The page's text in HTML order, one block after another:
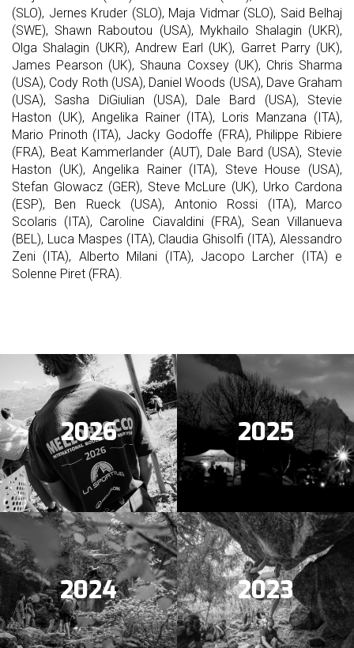
(SLO), Jernes Kruder (SLO), Maja Vidmar (SLO), Said Belhaj
(SWE), Shawn Raboutou (USA), Mykhailo Shalagin (UKR),
Olga Shalagin (UKR), Andrew Earl (UK), Garret Parry (UK),
James Pearson (UK), Shauna Coxsey (UK), Chris Sharma
(USA), Cody Roth (USA), Daniel Woods (USA), Dave Graham
(USA), Sasha DiGiulian (USA), Dale Bard (USA), Stevie
Haston (UK), Angelika Rainer (ITA), Loris Manzana (ITA),
Mario Prinoth (ITA), Jacky Godoffe (FRA), Philippe Ribiere
(FRA), Beat Kammerlander (AUT), Dale Bard (USA), Stevie
Haston (UK), Angelika Rainer (ITA), Steve House (USA),
Stefan Glowacz (GER), Steve McLure (UK), Urko Cardona
(ESP), Ben Rueck (USA), Antonio Rossi (ITA), Marco
Scolaris (ITA), Caroline Ciavaldini (FRA), Sean Villanueva
(BEL), Luca Maspes (ITA), Claudia Ghisolfi (ITA), Alessandro
Zeni (ITA), Alberto Milani (ITA), Jacopo Larcher (ITA) e
Solenne Piret (FRA).
2026 2025
2024 2023